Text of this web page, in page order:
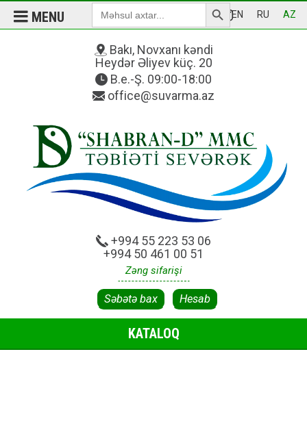
MENU
Search
for:
EN RU AZ
Bakı, Novxanı kəndi
Heydər Əliyev küç. 20
B.e.-Ş. 09:00-18:00
office@suvarma.az
+994 55 223 53 06
+994 50 461 00 51
Zəng sifarişi
Səbətə bax Hesab
KATALOQ